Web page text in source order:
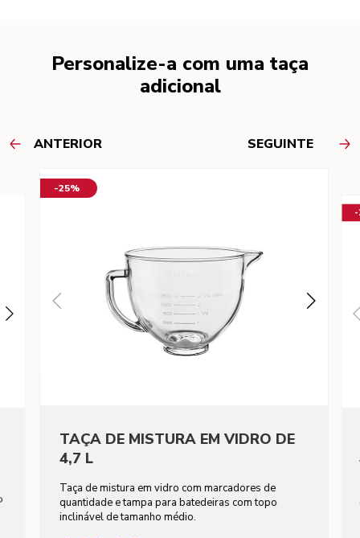
Personalize-a com uma taça
adicional
ANTERIOR SEGUINTE
-25%
TAÇA DE MISTURA EM VIDRO DE
4,7 L
Taça de mistura em vidro com marcadores de
quantidade e tampa para batedeiras com topo
inclinável de tamanho médio.
-